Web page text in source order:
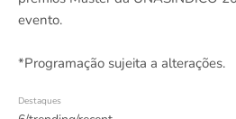
evento.
*Programação sujeita a alterações.
Destaques